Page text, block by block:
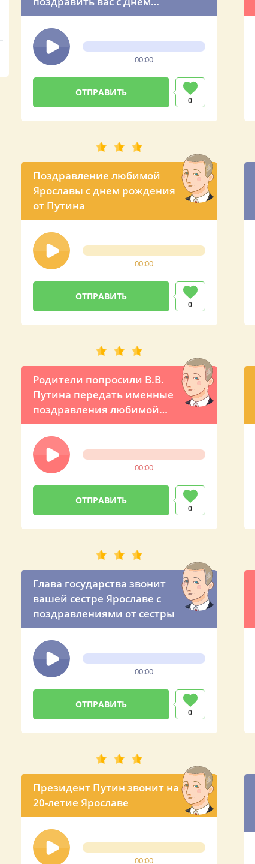
рождения! – прикольный
звонок из Кремля
00:00
0
Поздравление любимой
Ярославы с днем рождения
от Путина
00:00
0
Родители попросили В.В.
Путина передать именные
поздравления любимой
дочке
00:00
0
Глава государства звонит
вашей сестре Ярославе с
поздравлениями от сестры
00:00
0
Президент Путин звонит на
20-летие Ярославе
00:00